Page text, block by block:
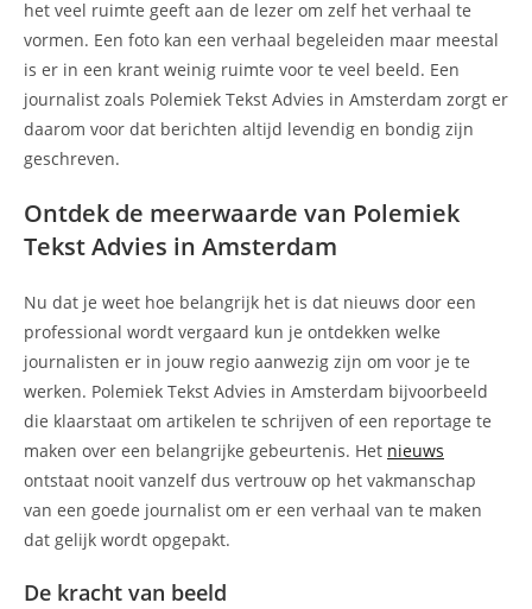
het veel ruimte geeft aan de lezer om zelf het verhaal te
vormen. Een foto kan een verhaal begeleiden maar meestal
is er in een krant weinig ruimte voor te veel beeld. Een
journalist zoals Polemiek Tekst Advies in Amsterdam zorgt er
daarom voor dat berichten altijd levendig en bondig zijn
geschreven.
Ontdek de meerwaarde van Polemiek
Tekst Advies in Amsterdam
Nu dat je weet hoe belangrijk het is dat nieuws door een
professional wordt vergaard kun je ontdekken welke
journalisten er in jouw regio aanwezig zijn om voor je te
werken. Polemiek Tekst Advies in Amsterdam bijvoorbeeld
die klaarstaat om artikelen te schrijven of een reportage te
maken over een belangrijke gebeurtenis. Het nieuws
ontstaat nooit vanzelf dus vertrouw op het vakmanschap
van een goede journalist om er een verhaal van te maken
dat gelijk wordt opgepakt.
De kracht van beeld